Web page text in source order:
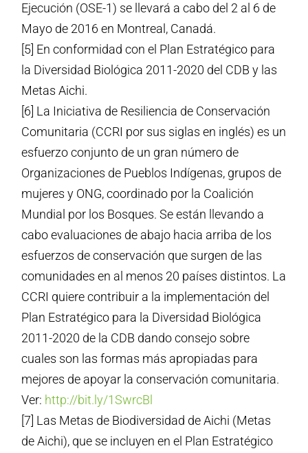
Ejecución (OSE-1) se llevará a cabo del 2 al 6 de
Mayo de 2016 en Montreal, Canadá.
[5] En conformidad con el Plan Estratégico para
la Diversidad Biológica 2011-2020 del CDB y las
Metas Aichi.
[6] La Iniciativa de Resiliencia de Conservación
Comunitaria (CCRI por sus siglas en inglés) es un
esfuerzo conjunto de un gran número de
Organizaciones de Pueblos Indígenas, grupos de
mujeres y ONG, coordinado por la Coalición
Mundial por los Bosques. Se están llevando a
cabo evaluaciones de abajo hacia arriba de los
esfuerzos de conservación que surgen de las
comunidades en al menos 20 países distintos. La
CCRI quiere contribuir a la implementación del
Plan Estratégico para la Diversidad Biológica
2011-2020 de la CDB dando consejo sobre
cuales son las formas más apropiadas para
mejores de apoyar la conservación comunitaria.
Ver: http://bit.ly/1SwrcBl
[7] Las Metas de Biodiversidad de Aichi (Metas
de Aichi), que se incluyen en el Plan Estratégico